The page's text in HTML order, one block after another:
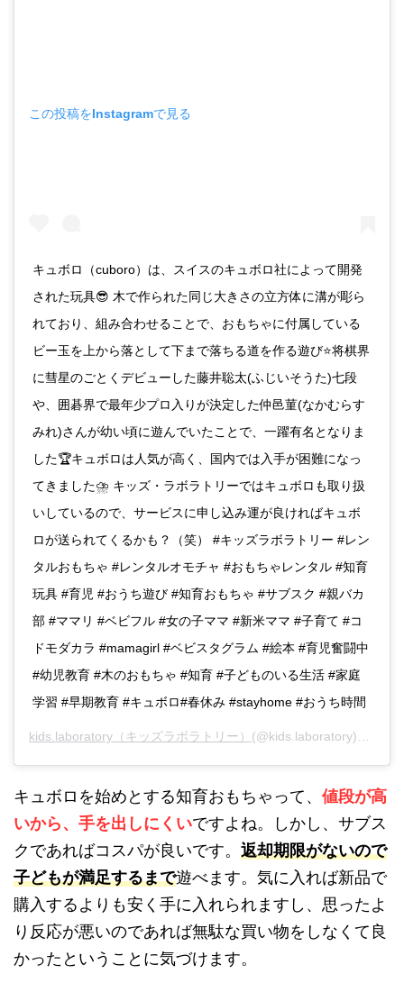
この投稿をInstagramで見る
キュボロ（cuboro）は、スイスのキュボロ社によって開発
された玩具😎 木で作られた同じ大きさの立方体に溝が彫ら
れており、組み合わせることで、おもちゃに付属している
ビー玉を上から落として下まで落ちる道を作る遊び⭐将棋界
に彗星のごとくデビューした藤井聡太(ふじいそうた)七段
や、囲碁界で最年少プロ入りが決定した仲邑菫(なかむらす
みれ)さんが幼い頃に遊んでいたことで、一躍有名となりま
した🏆キュボロは人気が高く、国内では入手が困難になっ
てきました⛈ キッズ・ラボラトリーではキュボロも取り扱
いしているので、サービスに申し込み運が良ければキュボ
ロが送られてくるかも？（笑） #キッズラボラトリー #レン
タルおもちゃ #レンタルオモチャ #おもちゃレンタル #知育
玩具 #育児 #おうち遊び #知育おもちゃ #サブスク #親バカ
部 #ママリ #ベビフル #女の子ママ #新米ママ #子育て #コ
ドモダカラ #mamagirl #ベビスタグラム #絵本 #育児奮闘中
#幼児教育 #木のおもちゃ #知育 #子どものいる生活 #家庭
学習 #早期教育 #キュボロ#春休み #stayhome #おうち時間
kids.laboratory（キッズラボラトリー） (@kids.laboratory)がシェアした投稿 -
キュボロを始めとする知育おもちゃって、 値段が高
いから、手を出しにくいですよね。しかし、サブス
クであればコスパが良いです。 返却期限がないので
子どもが満足するまで遊べます。気に入れば新品で
購入するよりも安く手に入れられますし、思ったよ
り反応が悪いのであれば無駄な買い物をしなくて良
かったということに気づけます。